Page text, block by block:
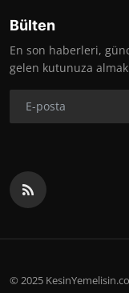
Bülten
En son haberleri,
gelen kutunuza
© 2025